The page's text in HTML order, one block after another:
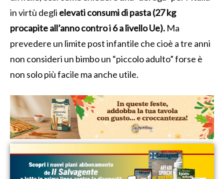
in virtù degli elevati consumi di pasta (27 kg
procapite all’anno contro i 6 a livello Ue). Ma
prevedere un limite post infantile che cioè a tre anni
non consideri un bimbo un “piccolo adulto” forse è
non solo più facile ma anche utile.